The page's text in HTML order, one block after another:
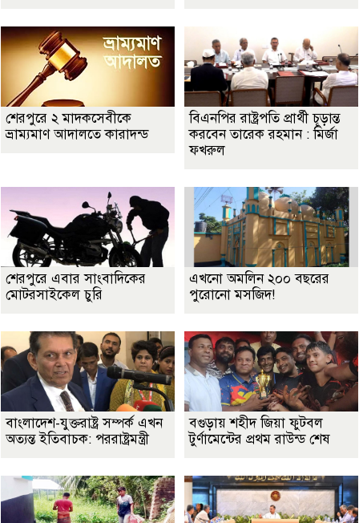
শেরপুরে ২ মাদকসেবীকে
ভ্রাম্যমাণ আদালতে কারাদন্ড
বিএনপির রাষ্ট্রপতি প্রার্থী চূড়ান্ত
করবেন তারেক রহমান : মির্জা
ফখরুল
শেরপুরে এবার সাংবাদিকের
মোটরসাইকেল চুরি
এখনো অমলিন ২০০ বছরের
পুরোনো মসজিদ!
বাংলাদেশ-যুক্তরাষ্ট্র সম্পর্ক এখন
অত্যন্ত ইতিবাচক: পররাষ্ট্রমন্ত্রী
বগুড়ায় শহীদ জিয়া ফুটবল
টুর্ণামেন্টের প্রথম রাউন্ড শেষ